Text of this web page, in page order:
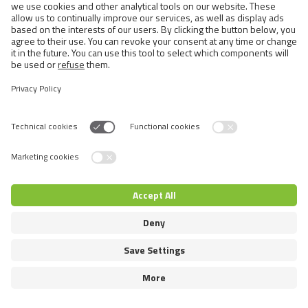
© 2026 VAFO PRAHA s.r.o. Επιφύλαξη παντός δικαιώματος